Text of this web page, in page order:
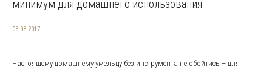
минимум для домашнего использования
03.08.2017
Настоящему домашнему умельцу без инструмента не обойтись – для